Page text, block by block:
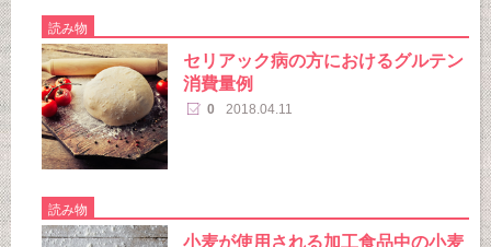
読み物
セリアック病の方におけるグルテン
消費量例
0 2018.04.11
読み物
小麦が使用される加工食品中の小麦